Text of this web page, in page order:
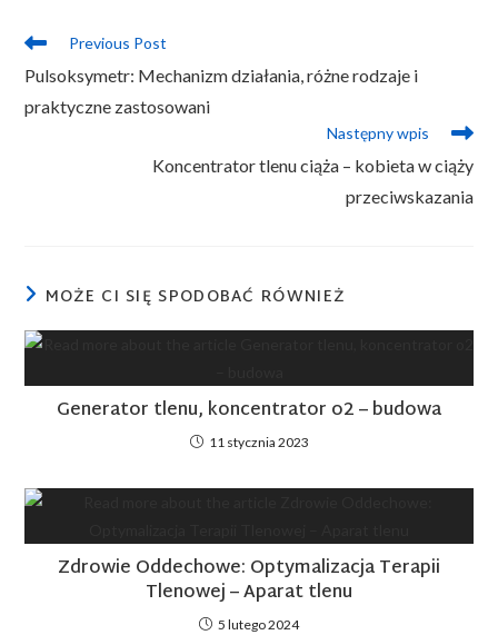
Previous Post
Pulsoksymetr: Mechanizm działania, różne rodzaje i
praktyczne zastosowani
Następny wpis
Koncentrator tlenu ciąża – kobieta w ciąży
przeciwskazania
MOŻE CI SIĘ SPODOBAĆ RÓWNIEŻ
Generator tlenu, koncentrator o2 – budowa
11 stycznia 2023
Zdrowie Oddechowe: Optymalizacja Terapii
Tlenowej – Aparat tlenu
5 lutego 2024